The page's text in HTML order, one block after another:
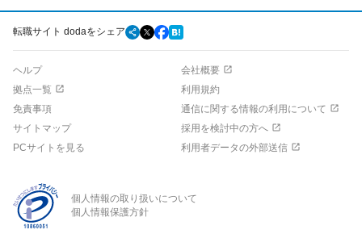
転職サイト dodaをシェア
ヘルプ
会社概要
拠点一覧
利用規約
免責事項
通信に関する情報の利用について
サイトマップ
採用を検討中の方へ
PCサイトを見る
利用者データの外部送信
個人情報の取り扱いについて
個人情報保護方針